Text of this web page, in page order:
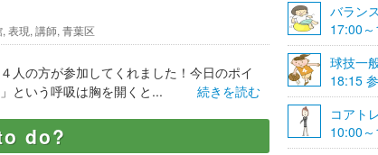
, 表現, 講師, 青葉区
人の方が参加してくれました！今日のポイ
という呼吸は胸を開くと...
続きを読む
do?
バラン
17:00
☆
球技一
18:15
コアト
10:00